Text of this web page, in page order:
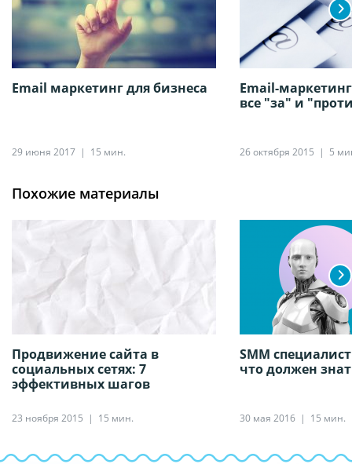
Email маркетинг для бизнеса
29 июня 2017 15 мин.
Email-
все "за" и
26 октября 2015 5
Похожие материалы
Продвижение сайта в
социальных сетях: 7
эффективных шагов
23 ноября 2015 15 мин.
SMM
что должен
30 мая 2016 15 мин.